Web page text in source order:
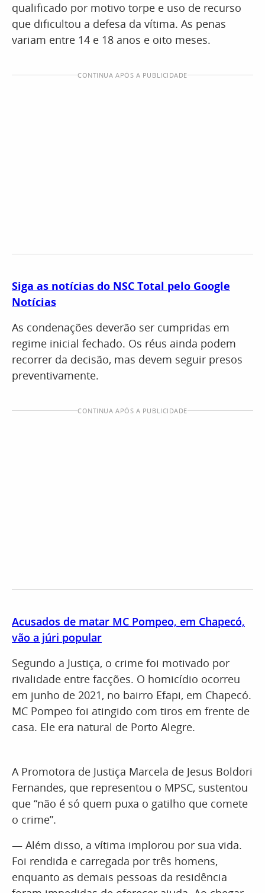
qualificado por motivo torpe e uso de recurso
que dificultou a defesa da vítima. As penas
variam entre 14 e 18 anos e oito meses.
CONTINUA APÓS A PUBLICIDADE
Siga as notícias do NSC Total pelo Google
Notícias
As condenações deverão ser cumpridas em
regime inicial fechado. Os réus ainda podem
recorrer da decisão, mas devem seguir presos
preventivamente.
CONTINUA APÓS A PUBLICIDADE
Acusados de matar MC Pompeo, em Chapecó,
vão a júri popular
Segundo a Justiça, o crime foi motivado por
rivalidade entre facções. O homicídio ocorreu
em junho de 2021, no bairro Efapi, em Chapecó.
MC Pompeo foi atingido com tiros em frente de
casa. Ele era natural de Porto Alegre.
A Promotora de Justiça Marcela de Jesus Boldori
Fernandes, que representou o MPSC, sustentou
que “não é só quem puxa o gatilho que comete
o crime”.
— Além disso, a vítima implorou por sua vida.
Foi rendida e carregada por três homens,
enquanto as demais pessoas da residência